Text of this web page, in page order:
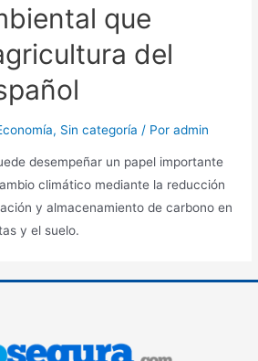
que
del
, Sin categoría / Poradmin
desempeñar un papel importante
climático mediante la reducción
y almacenamiento de carbono en
y el suelo.